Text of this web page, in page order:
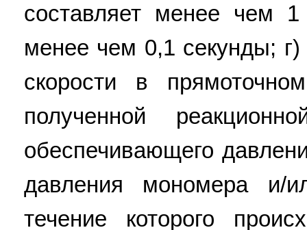
составляет менее чем 1
менее чем 0,1 секунды;
скорости в
полученной
обеспечивающего
давления мономера и/
течение которого